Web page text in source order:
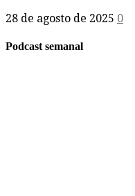
28 de agosto de 2025 0
Podcast semanal